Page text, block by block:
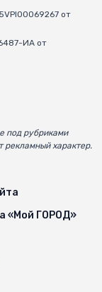
от
ИА от
под рубриками
рекламный характер.
«Мой ГОРОД»